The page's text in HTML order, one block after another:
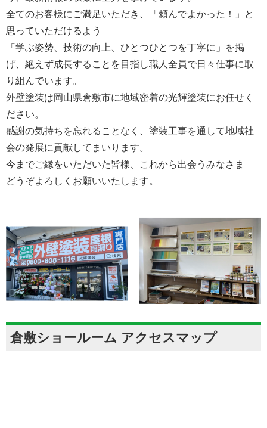
全てのお客様にご満足いただき、「頼んでよかった！」と
思っていただけるよう
「学ぶ姿勢、技術の向上、ひとつひとつを丁寧に」を掲
げ、絶えず成長することを目指し職人全員で日々仕事に取
り組んでいます。
外壁塗装は岡山県倉敷市に地域密着の光輝塗装にお任せく
ださい。
感謝の気持ちを忘れることなく、塗装工事を通して地域社
会の発展に貢献してまいります。
今までご縁をいただいた皆様、これから出会うみなさま
どうぞよろしくお願いいたします。
倉敷ショールーム アクセスマップ